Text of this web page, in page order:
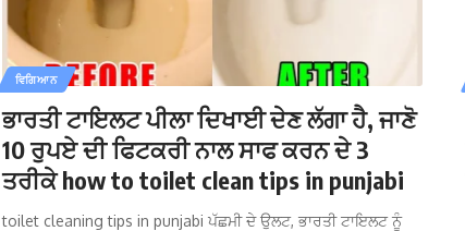
ਵਿਗਿਆਨ
ਭਾਰਤੀ ਟਾਇਲਟ ਪੀਲਾ ਦਿਖਾਈ ਦੇਣ ਲੱਗਾ ਹੈ, ਜਾਣੋ
10 ਰੁਪਏ ਦੀ ਫਿਟਕਰੀ ਨਾਲ ਸਾਫ ਕਰਨ ਦੇ 3
ਤਰੀਕੇ how to toilet clean tips in punjabi
toilet cleaning tips in punjabi ਪੱਛਮੀ ਦੇ ਉਲਟ, ਭਾਰਤੀ ਟਾਇਲਟ ਨੂੰ